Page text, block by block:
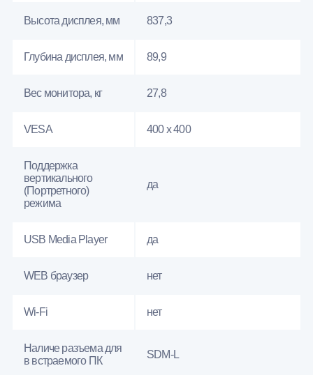
Высота дисплея, мм 837,3
Глубина дисплея, мм 89,9
Вес монитора, кг 27,8
VESA 400 x 400
Поддержка
вертикального
(Портретного)
режима
да
USB Media Player да
WEB браузер нет
Wi-Fi нет
Наличе разъема для
в встраемого ПК
SDM-L